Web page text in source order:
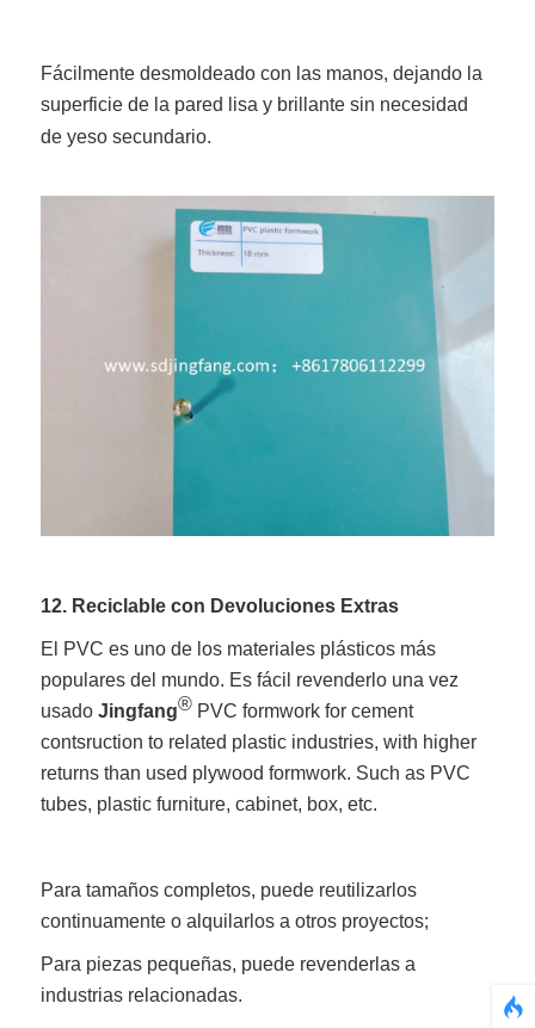
Fácilmente desmoldeado con las manos, dejando la
superficie de la pared lisa y brillante sin necesidad
de yeso secundario.
12. Reciclable con Devoluciones Extras
El PVC es uno de los materiales plásticos más
populares del mundo. Es fácil revenderlo una vez
usadoJingfang® PVC formwork for cement
contsruction to related plastic industries, with higher
returns than used plywood formwork. Such as PVC
tubes, plastic furniture, cabinet, box, etc.
Para tamaños completos, puede reutilizarlos
continuamente o alquilarlos a otros proyectos;
Para piezas pequeñas, puede revenderlas a
industrias relacionadas.